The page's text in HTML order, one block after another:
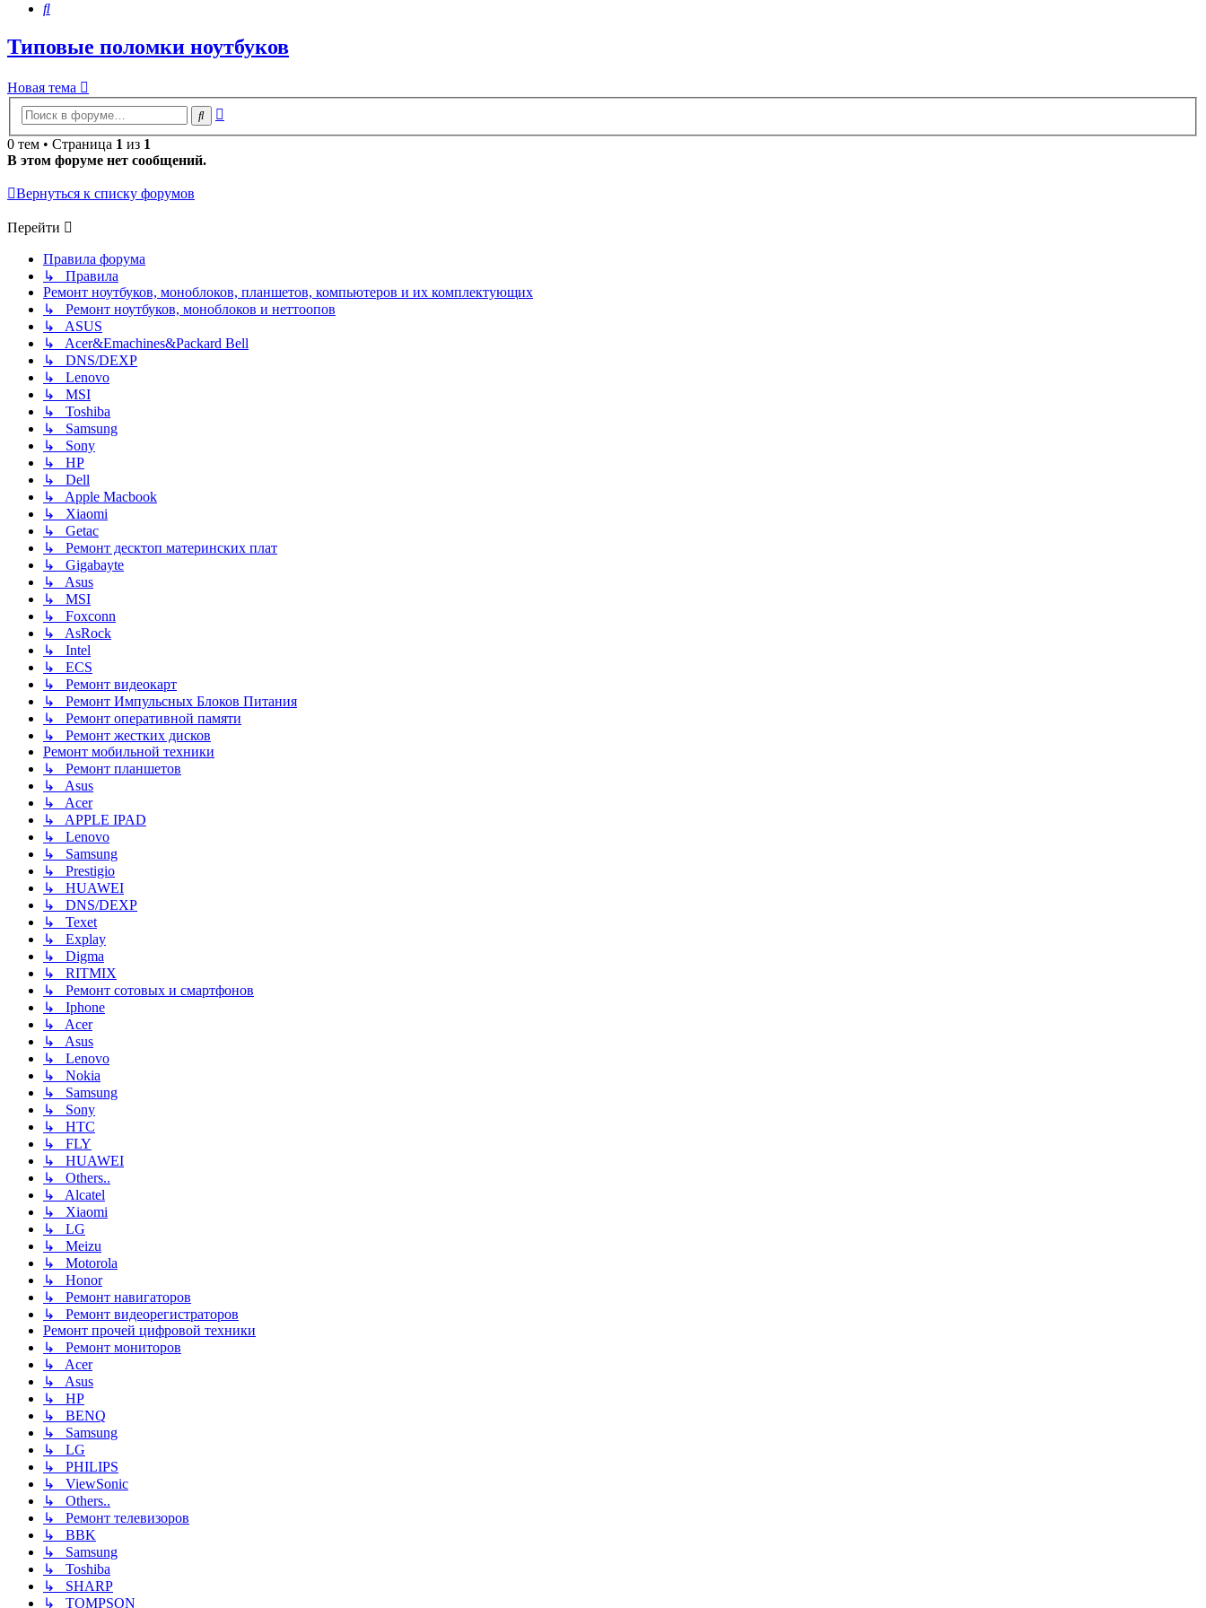
Поиск
Типовые поломки ноутбуков
Новая
тема
Новая тема
Поиск
0 тем • Страница 1 из 1
В этом форуме нет сообщений.
Вернуться к списку форумов
Перейти
Правила форума
↳ Правила
Ремонт ноутбуков, моноблоков, планшетов, компьютеров и их комплектующих
↳ Ремонт ноутбуков, моноблоков и неттоопов
↳ ASUS
↳ Acer&Emachines&Packard Bell
↳ DNS/DEXP
↳ Lenovo
↳ MSI
↳ Toshiba
↳ Samsung
↳ Sony
↳ HP
↳ Dell
↳ Apple Macbook
↳ Xiaomi
↳ Getac
↳ Ремонт десктоп материнских плат
↳ Gigabayte
↳ Asus
↳ MSI
↳ Foxconn
↳ AsRock
↳ Intel
↳ ECS
↳ Ремонт видеокарт
↳ Ремонт Импульсных Блоков Питания
↳ Ремонт оперативной памяти
↳ Ремонт жестких дисков
Ремонт мобильной техники
↳ Ремонт планшетов
↳ Asus
↳ Acer
↳ APPLE IPAD
↳ Lenovo
↳ Samsung
↳ Prestigio
↳ HUAWEI
↳ DNS/DEXP
↳ Texet
↳ Explay
↳ Digma
↳ RITMIX
↳ Ремонт сотовых и смартфонов
↳ Iphone
↳ Acer
↳ Asus
↳ Lenovo
↳ Nokia
↳ Samsung
↳ Sony
↳ HTC
↳ FLY
↳ HUAWEI
↳ Others..
↳ Alcatel
↳ Xiaomi
↳ LG
↳ Meizu
↳ Motorola
↳ Honor
↳ Ремонт навигаторов
↳ Ремонт видеорегистраторов
Ремонт прочей цифровой техники
↳ Ремонт мониторов
↳ Acer
↳ Asus
↳ HP
↳ BENQ
↳ Samsung
↳ LG
↳ PHILIPS
↳ ViewSonic
↳ Others..
↳ Ремонт телевизоров
↳ BBK
↳ Samsung
↳ Toshiba
↳ SHARP
↳ TOMPSON